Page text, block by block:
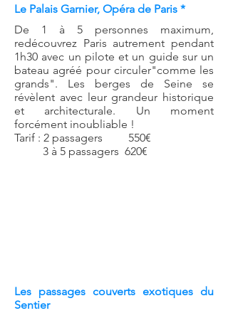
Le Palais Garnier, Opéra de Paris *
De 1 à 5 personnes maximum,
redécouvrez Paris autrement pendant
1h30 avec un pilote et un guide sur un
bateau agréé pour circuler"comme les
grands". Les berges de Seine se
révèlent avec leur grandeur historique
et architecturale. Un moment
forcément inoubliable !
Tarif : 2 passagers 550€
3 à 5 passagers 620€
Les passages couverts exotiques du
Sentier